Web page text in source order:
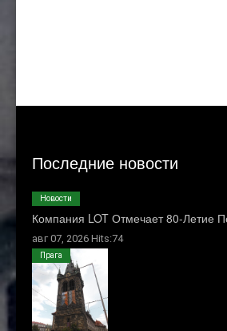
Последние новости
Компания LOT Отмечает 80-Летие
авг 07, 2026 Hits:74
Новости
Прага